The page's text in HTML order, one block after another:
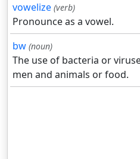
vowelize (verb)
Pronounce as a vowel.
bw (noun)
The use of bacteria or
men and animals or food.